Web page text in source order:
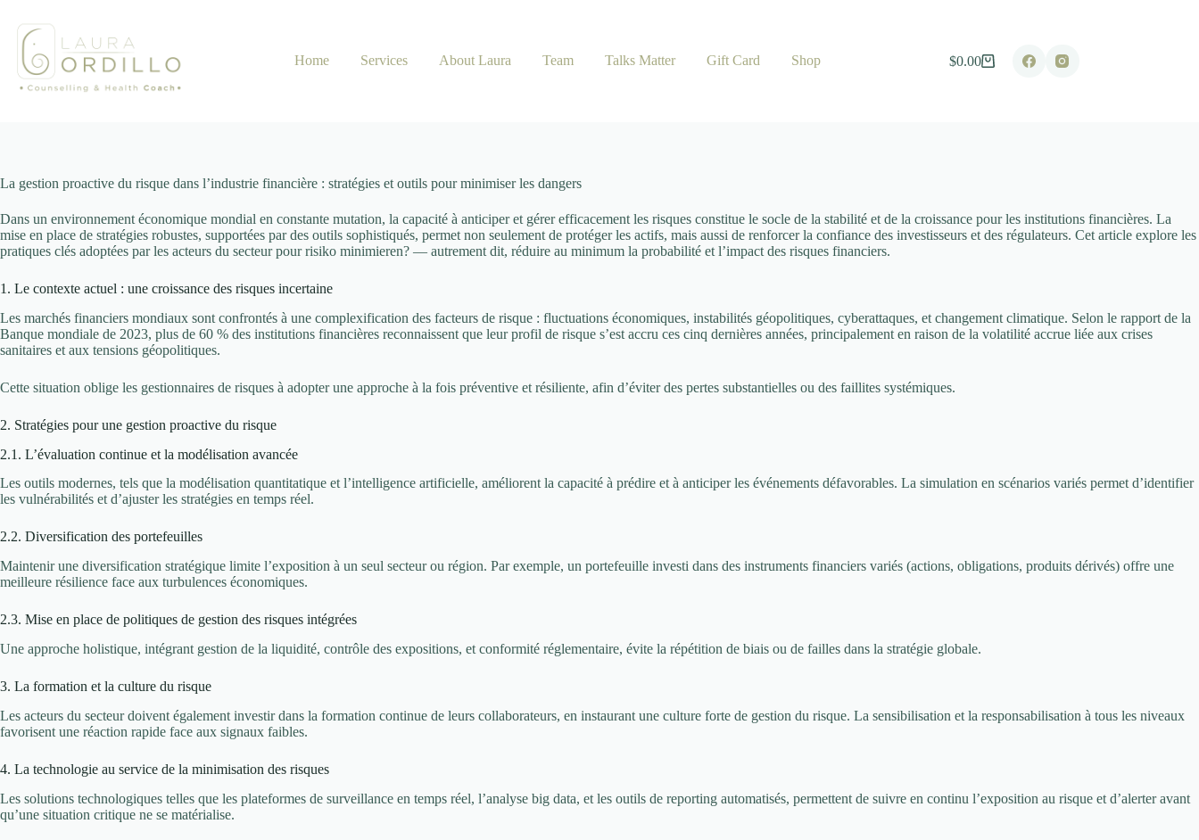
content
Home
Services About Laura Team Talks Matter Gift Card Shop
Shopping
$0.00
La gestion proactive du risque dans l’industrie financière : stratégies et outils pour minimiser les dangers
Dans un environnement économique mondial en constante mutation, la capacité à anticiper et gérer efficacement les risques constitue le socle de la stabilité et de la croissance pour les institutions financières. La
mise en place de stratégies robustes, supportées par des outils sophistiqués, permet non seulement de protéger les actifs, mais aussi de renforcer la confiance des investisseurs et des régulateurs. Cet article explore les
pratiques clés adoptées par les acteurs du secteur pourrisiko minimieren? — autrement dit, réduire au minimum la probabilité et l’impact des risques financiers.
1. Le contexte actuel : une croissance des risques incertaine
Les marchés financiers mondiaux sont confrontés à une complexification des facteurs de risque : fluctuations économiques, instabilités géopolitiques, cyberattaques, et changement climatique. Selon le rapport de la
Banque mondiale de 2023, plus de 60 % des institutions financières reconnaissent que leur profil de risque s’est accru ces cinq dernières années, principalement en raison de la volatilité accrue liée aux crises
sanitaires et aux tensions géopolitiques.
Cette situation oblige les gestionnaires de risques à adopter une approche à la fois préventive et résiliente, afin d’éviter des pertes substantielles ou des faillites systémiques.
2. Stratégies pour une gestion proactive du risque
2.1. L’évaluation continue et la modélisation avancée
Les outils modernes, tels que la modélisation quantitatique et l’intelligence artificielle, améliorent la capacité à prédire et à anticiper les événements défavorables. La simulation en scénarios variés permet d’identifier
les vulnérabilités et d’ajuster les stratégies en temps réel.
2.2. Diversification des portefeuilles
Maintenir une diversification stratégique limite l’exposition à un seul secteur ou région. Par exemple, un portefeuille investi dans des instruments financiers variés (actions, obligations, produits dérivés) offre une
meilleure résilience face aux turbulences économiques.
2.3. Mise en place de politiques de gestion des risques intégrées
Une approche holistique, intégrant gestion de la liquidité, contrôle des expositions, et conformité réglementaire, évite la répétition de biais ou de failles dans la stratégie globale.
3. La formation et la culture du risque
Les acteurs du secteur doivent également investir dans la formation continue de leurs collaborateurs, en instaurant une culture forte de gestion du risque. La sensibilisation et la responsabilisation à tous les niveaux
favorisent une réaction rapide face aux signaux faibles.
4. La technologie au service de la minimisation des risques
Les solutions technologiques telles que les plateformes de surveillance en temps réel, l’analyse big data, et les outils de reporting automatisés, permettent de suivre en continu l’exposition au risque et d’alerter avant
qu’une situation critique ne se matérialise.